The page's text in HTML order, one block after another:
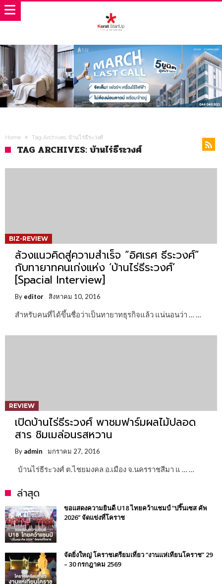
Home Tag Archives: บ้านไร่ธีระวงศ์
TAG ARCHIVES: บ้านไร่ธีระวงศ์
BIZ-REVIEW
ล้วงแนวคิดสู่ความสำเร็จ “อิศเรศ ธีระวงศ์”
กับทายาทคนเก่งแห่ง ‘บ้านไร่ธีระวงศ์’
[Spacial Interview]
By editor สิงหาคม 10, 2016
สำหรับคนที่ได้ขึ้นชื่อว่าเป็นทายาทธุรกิจแล้ว แน่นอนว่า … …
REVIEW
เปิดบ้านไร่ธีระวงศ์ พาชมฟาร์มผลไม้ปลอด
สาร ชิมเมล่อนรสหวาน
By admin มกราคม 27, 2016
บ้านไร่ธีระวงศ์ ต.ไชยมงคล อ.เมือง จ.นครราชสีมา แ … …
ล่าสุด
ขอแสดงความยินดี U18 ไทยคว้าแชมป์ “ปริ๊นเซส คัพ
2026” จัดแข่งที่โคราช
จัดยิ่งใหญ่ โคราชเตรียมเที่ยว “งานแห่เทียนโคราช” 29
– 30 กรกฎาคม 2569